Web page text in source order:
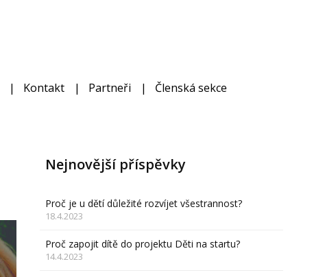
Kontakt Partneři Členská sekce
Nejnovější příspěvky
Proč je u dětí důležité rozvíjet všestrannost?
18.4.2023
Proč zapojit dítě do projektu Děti na startu?
14.4.2023